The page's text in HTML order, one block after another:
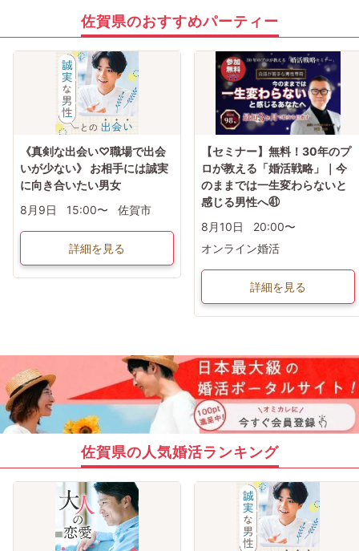
佐賀県のおすすめパーティー
《真剣な出会い♡職場で出会
いが少ない》 お相手には誠実
に向き合いたい男女
8月9日
15:00〜 佐賀市
詳細を見る
【セミナー】無料！30年のプ
ロが教える「婚活戦略」｜今
のままでは一生変わらないと
感じる男性へ㊶
8月10日
20:00〜
オンライン婚活
詳細を見る
佐賀県の人気婚活ランキング